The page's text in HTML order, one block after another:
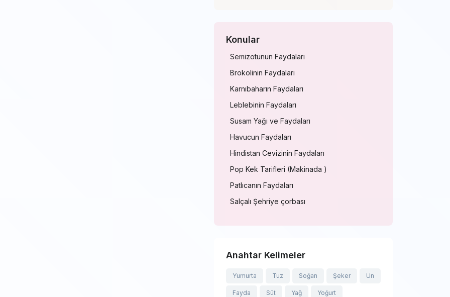
Konular
Semizotunun Faydaları
Brokolinin Faydaları
Karnıbaharın Faydaları
Leblebinin Faydaları
Susam Yağı ve Faydaları
Havucun Faydaları
Hindistan Cevizinin Faydaları
Pop Kek Tarifleri (Makinada )
Patlıcanın Faydaları
Salçalı Şehriye çorbası
Anahtar Kelimeler
Yumurta Tuz Soğan Şeker Un
Fayda Süt Yağ Yoğurt